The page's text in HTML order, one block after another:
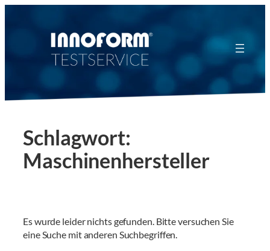
Schlagwort:
Maschinenhersteller
Es wurde leider nichts gefunden. Bitte versuchen Sie
eine Suche mit anderen Suchbegriffen.